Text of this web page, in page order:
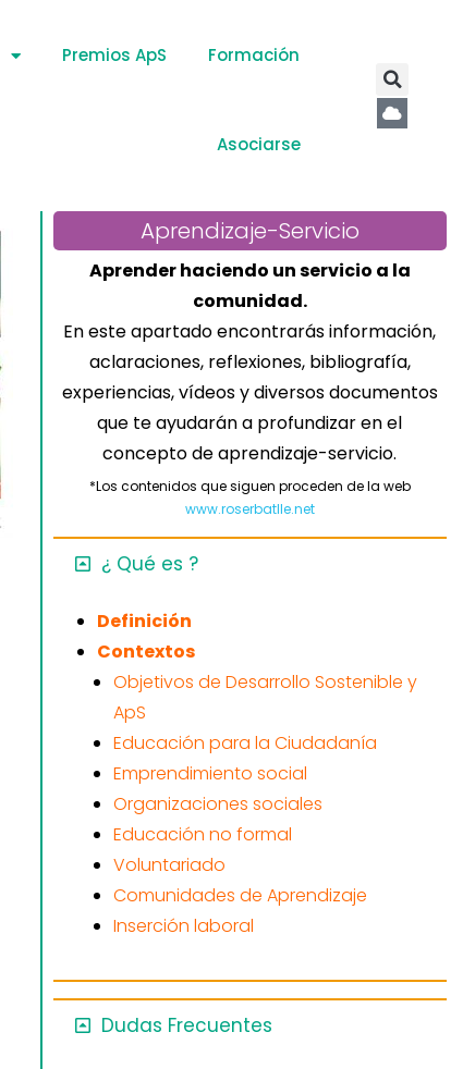
Premios ApS Formación
Asociarse
Aprendizaje-Servicio
Aprender haciendo un servicio a la
comunidad.
En este apartado encontrarás información,
aclaraciones, reflexiones, bibliografía,
experiencias, vídeos y diversos documentos
que te ayudarán a profundizar en el
concepto de aprendizaje-servicio.
*Los contenidos que siguen proceden de la web
www.roserbatlle.net
¿ Qué es ?
Definición
Contextos
Objetivos de Desarrollo Sostenible y
ApS
Educación para la Ciudadanía
Emprendimiento social
Organizaciones sociales
Educación no formal
Voluntariado
Comunidades de Aprendizaje
Inserción laboral
Dudas Frecuentes